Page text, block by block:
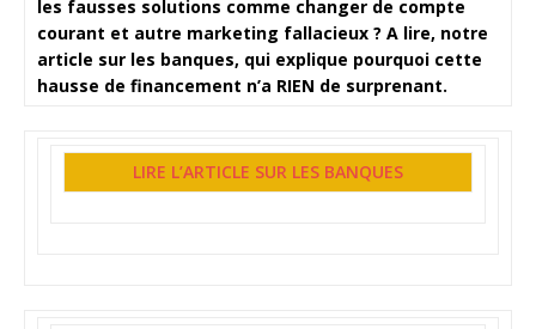
les fausses solutions comme changer de compte
courant et autre marketing fallacieux ? A lire, notre
article sur les banques, qui explique pourquoi cette
hausse de financement n’a RIEN de surprenant.
LIRE L’ARTICLE SUR LES BANQUES